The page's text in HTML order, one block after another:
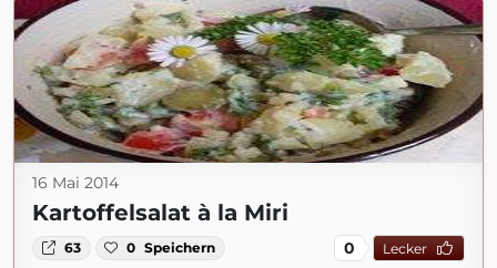
16 Mai 2014
Kartoffelsalat à la Miri
63 0 Speichern 0 Lecker